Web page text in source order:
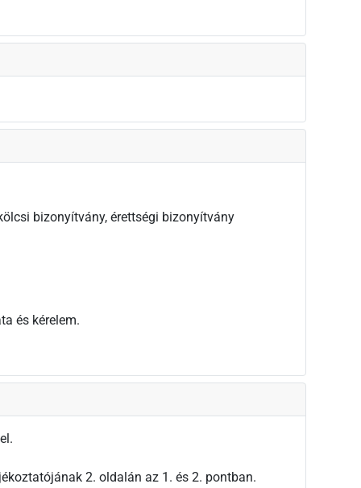
bizonyítvány, érettségi bizonyítvány
és kérelem.
2. oldalán az 1. és 2. pontban.